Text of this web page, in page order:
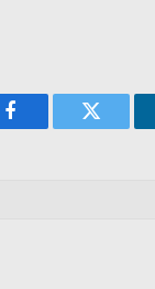
Facebook Twitter